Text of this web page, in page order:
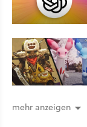
mehr anzeigen